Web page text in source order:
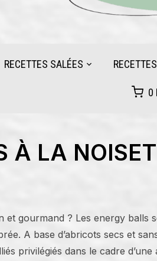
RECETTES SALÉES
0
À LA
et gourmand ? Les energy balls
A base d’abricots secs et
privilégiés dans le cadre d’une